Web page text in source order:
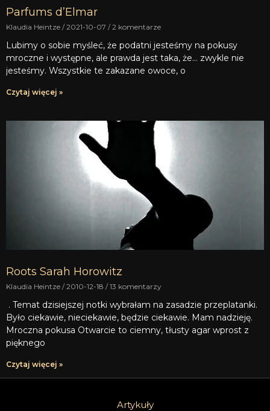
Parfums d’Elmar
Klaudia Heintze 2021-10-07 2 komentarze
Lubimy o sobie myśleć, że podatni jesteśmy na pokusy
mroczne i występne, ale prawda jest taka, że… zwykle nie
jesteśmy. Wszystkie te zakazane owoce, o
Czytaj więcej »
Roots Sarah Horowitz
Klaudia Heintze 2010-12-18 13 komentarzy
. Temat dzisiejszej notki wybrałam na zasadzie przeplatanki.
Było ciekawie, nieciekawie, będzie ciekawie. Mam nadzieję.
Mroczna pokusa Otwarcie to ciemny, tłusty agar wprost z
pięknego
Czytaj więcej »
Artykuły